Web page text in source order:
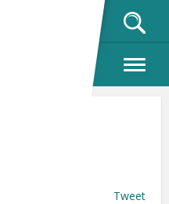
Tweet